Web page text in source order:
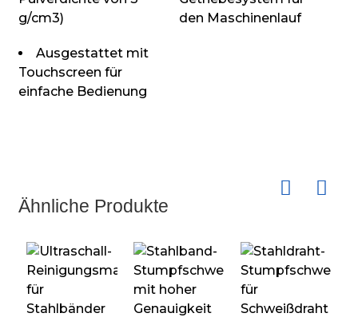
g/cm3)
den Maschinenlauf
Ausgestattet mit
Touchscreen für
einfache Bedienung
Ähnliche Produkte